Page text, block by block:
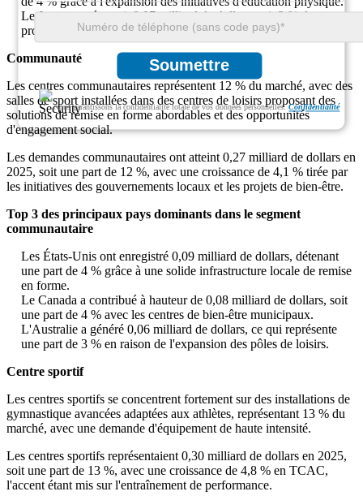
Soumettre
Nous garantissons la confidentialité totale de vos données personnelles.Confidentialité
Le Japon représentait 0,07 milliard de dollars, soit 3 % des
programmes scolaires axés sur le sport.
Communauté
Les centres communautaires représentent 12 % du marché, avec des
salles de sport installées dans des centres de loisirs proposant des
solutions de remise en forme abordables et des opportunités
d'engagement social.
Les demandes communautaires ont atteint 0,27 milliard de dollars en
2025, soit une part de 12 %, avec une croissance de 4,1 % tirée par
les initiatives des gouvernements locaux et les projets de bien-être.
Top 3 des principaux pays dominants dans le segment
communautaire
Les États-Unis ont enregistré 0,09 milliard de dollars, détenant
une part de 4 % grâce à une solide infrastructure locale de remise
en forme.
Le Canada a contribué à hauteur de 0,08 milliard de dollars, soit
une part de 4 % avec les centres de bien-être municipaux.
L'Australie a généré 0,06 milliard de dollars, ce qui représente
une part de 3 % en raison de l'expansion des pôles de loisirs.
Centre sportif
Les centres sportifs se concentrent fortement sur des installations de
gymnastique avancées adaptées aux athlètes, représentant 13 % du
marché, avec une demande d'équipement de haute intensité.
Les centres sportifs représentaient 0,30 milliard de dollars en 2025,
soit une part de 13 %, avec une croissance de 4,8 % en TCAC,
l'accent étant mis sur l'entraînement de performance.